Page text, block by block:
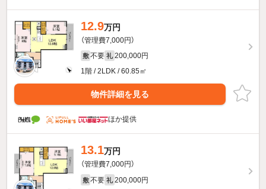
12.9万円
（管理費7,000円）
敷 不要 礼 200,000円
1階 / 2LDK / 60.85㎡
物件詳細を見る
ほか提供
13.1万円
（管理費7,000円）
敷 不要 礼 200,000円